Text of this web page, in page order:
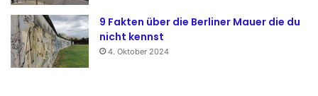
9 Fakten über die Berliner Mauer die du
nicht kennst
4. Oktober 2024